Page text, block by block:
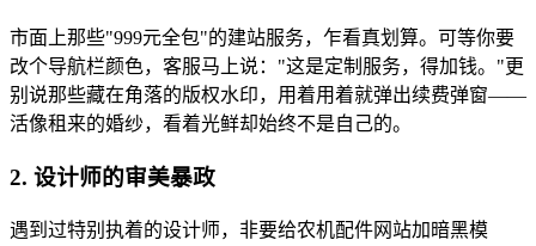
市面上那些"999元全包"的建站服务，乍看真划算。可等你要
改个导航栏颜色，客服马上说："这是定制服务，得加钱。"更
别说那些藏在角落的版权水印，用着用着就弹出续费弹窗——
活像租来的婚纱，看着光鲜却始终不是自己的。
2. 设计师的审美暴政
遇到过特别执着的设计师，非要给农机配件网站加暗黑模